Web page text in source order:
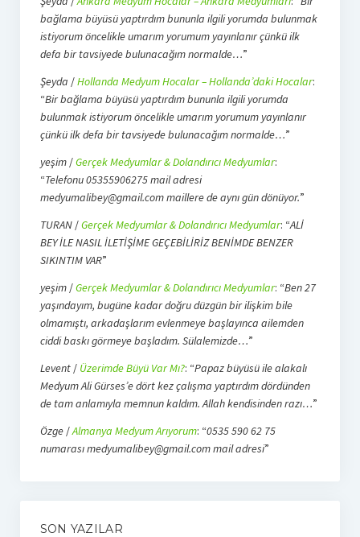
bağlama büyüsü yaptırdım bununla ilgili yorumda bulunmak
istiyorum öncelikle umarım yorumum yayınlanır çünkü ilk
defa bir tavsiyede bulunacağım normalde…”
Şeyda /Hollanda Medyum Hocalar – Hollanda’daki Hocalar:
“Bir bağlama büyüsü yaptırdım bununla ilgili yorumda
bulunmak istiyorum öncelikle umarım yorumum yayınlanır
çünkü ilk defa bir tavsiyede bulunacağım normalde…”
yeşim/Gerçek Medyumlar & Dolandırıcı Medyumlar:
“Telefonu 05355906275 mail adresi
medyumalibey@gmail.com maillere de aynı gün dönüyor.”
TURAN/Gerçek Medyumlar & Dolandırıcı Medyumlar: “ALİ
BEY İLE NASIL İLETİŞİME GEÇEBİLİRİZ BENİMDE BENZER
SIKINTIM VAR”
yeşim/Gerçek Medyumlar & Dolandırıcı Medyumlar: “Ben 27
yaşındayım, bugüne kadar doğru düzgün bir ilişkim bile
olmamıştı, arkadaşlarım evlenmeye başlayınca ailemden
ciddi baskı görmeye başladım. Sülalemizde…”
Levent/ Üzerimde Büyü Var Mı?: “Papaz büyüsü ile alakalı
Medyum Ali Gürses’e dört kez çalışma yaptırdım dördünden
de tam anlamıyla memnun kaldım. Allah kendisinden razı…”
Özge/Almanya Medyum Arıyorum: “0535 590 62 75
numarası medyumalibey@gmail.com mail adresi”
SON YAZILAR